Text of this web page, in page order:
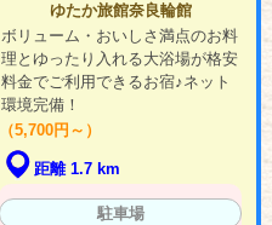
ゆたか旅館奈良輪館
ボリューム・おいしさ満点のお料
理とゆったり入れる大浴場が格安
料金でご利用できるお宿♪ネット
環境完備！
（5,700円～）
距離 1.7 km
駐車場